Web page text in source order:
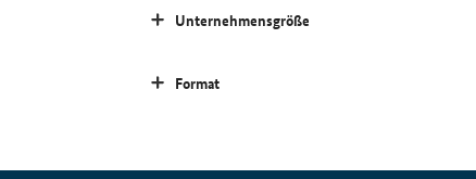
Unternehmensgröße
Format